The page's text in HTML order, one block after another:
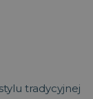
tradycyjnej